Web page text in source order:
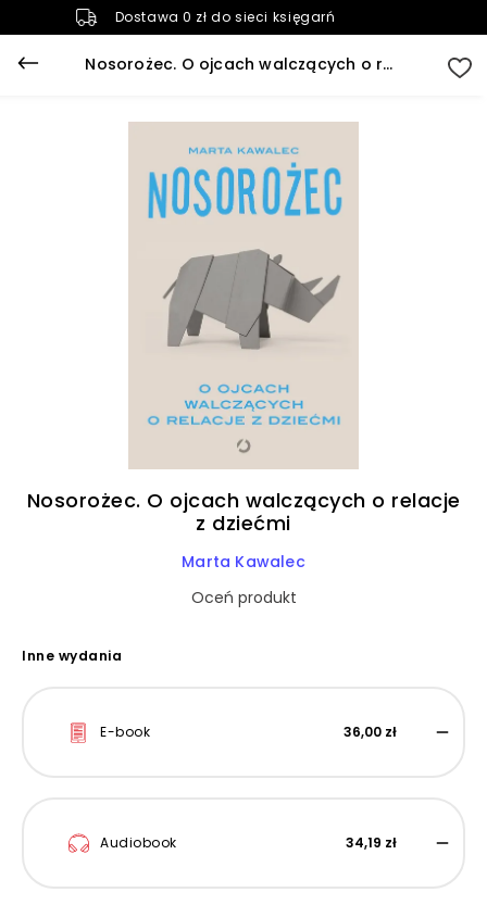
Dostawa 0 zł do sieci księgarń
Nosorożec. O ojcach walczących o relacje z dziećmi
Nosorożec. O ojcach walczących o relacje
z dziećmi
Marta Kawalec
Oceń produkt
Inne wydania
E-book 36,00 zł
Audiobook 34,19 zł